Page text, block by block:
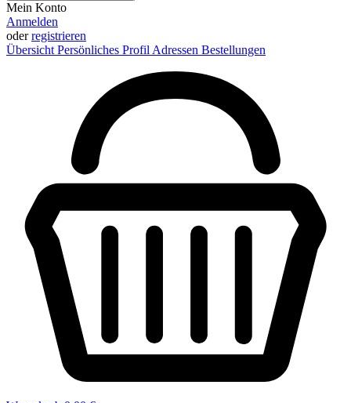
Mein Konto
Anmelden
oderregistrieren
Übersicht Persönliches Profil Adressen Bestellungen